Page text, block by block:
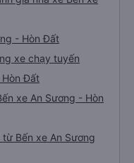
- Hòn Đất
xe chạy tuyến
Hòn Đất
xe An Sương - Hòn
Bến xe An Sương